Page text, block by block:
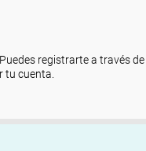
registrarte a través de
tu cuenta.